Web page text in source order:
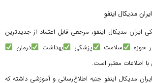
مدیکال اینفو
مدیکال اینفو، مرجعی قابل اعتماد از جدیدترین
حوزه
سلامت پزشکی بهداشت
درمان
اطلاعات معتبر است.
مدیکال اینفو جنبه اطلاع‌رسانی و آموزشی داشته که